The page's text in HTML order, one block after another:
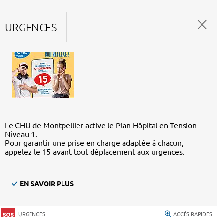
URGENCES
Le CHU de Montpellier active le Plan Hôpital en Tension –
Niveau 1.
Pour garantir une prise en charge adaptée à chacun,
appelez le 15 avant tout déplacement aux urgences.
EN SAVOIR PLUS
URGENCES ACCÈS RAPIDES